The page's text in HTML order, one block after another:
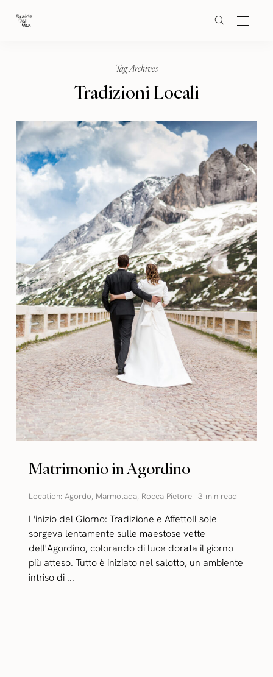
Tag Archives
Tradizioni Locali
Matrimonio in Agordino
Location:Agordo, Marmolada, Rocca Pietore 3 min read
L'inizio del Giorno: Tradizione e AffettoIl sole
sorgeva lentamente sulle maestose vette
dell'Agordino, colorando di luce dorata il giorno
più atteso. Tutto è iniziato nel salotto, un ambiente
intriso di ...